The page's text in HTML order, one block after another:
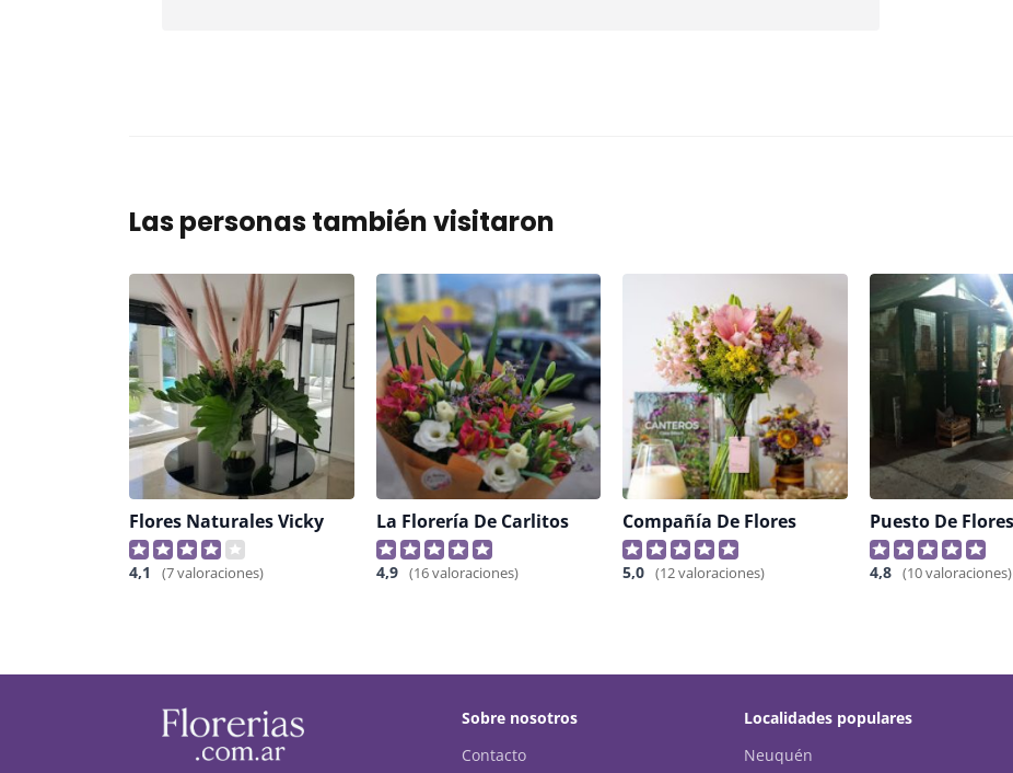
Las personas también visitaron
Flores Naturales Vicky
4,1 (7 valoraciones)
La Florería De Carlitos
4,9 (16 valoraciones)
Compañía De Flores
5,0 (12 valoraciones) 4,8 (10 valoraciones)
Sobre nosotros
Contacto
Localidades populares
Neuquén